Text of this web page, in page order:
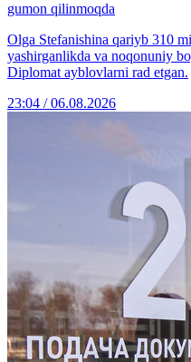
gumon qilinmoqda
Olga Stefanishina qariyb 310
yashirganlikda va noqonuniy
Diplomat ayblovlarni rad etgan.
23:04 / 06.08.2026